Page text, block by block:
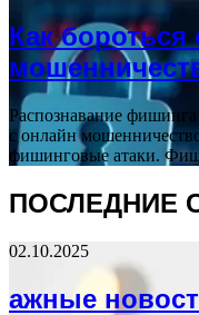
Как бороться
Распознавание
с онлайн
фишинговые атаки.
ПОСЛЕДНИЕ
02.10.2025
ажные